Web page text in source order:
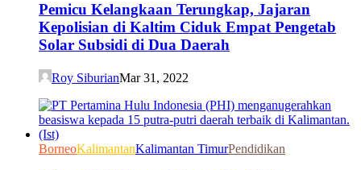
Pemicu Kelangkaan Terungkap, Jajaran
Kepolisian di Kaltim Ciduk Empat Pengetab
Solar Subsidi di Dua Daerah
Roy SiburianMar 31, 2022
BorneoKalimantanKalimantan TimurPendidikan